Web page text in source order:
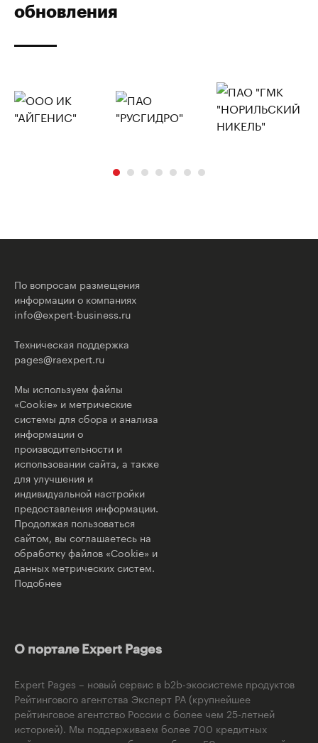
обновления
По вопросам размещения
информации о компаниях
info@expert-business.ru
Техническая поддержка
pages@raexpert.ru
Мы используем файлы
«Cookie» и метрические
системы для сбора и анализа
информации о
производительности и
использовании сайта, а также
для улучшения и
индивидуальной настройки
предоставления информации.
Продолжая пользоваться
сайтом, вы соглашаетесь на
обработку файлов «Cookie» и
данных метрических систем.
Подобнее
О портале Expert Pages
Expert Pages – новый сервис в b2b-экосистеме продуктов
Рейтингового агентства Эксперт РА (крупнейшее
рейтинговое агентство России с более чем 25-летней
историей). Мы поддерживаем более 700 кредитных